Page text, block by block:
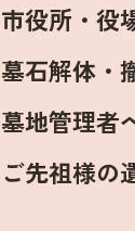
市役所・役
墓石解体・
墓地管理者
ご先祖様の